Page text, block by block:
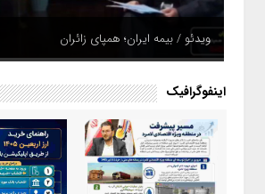
ویدئو / بیمه ایران؛ همپای زائران
اینفوگرافیک